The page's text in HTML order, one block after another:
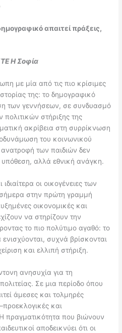
απαιτεί πράξεις,
Η Σοφία
με μία από τις πιο κρίσιμες
της: το δημογραφικό
των γεννήσεων, σε συνδυασμό
στήριξης της
ακρίβεια στη συρρίκνωση
του κοινωνικού
ανατροφή των παιδιών δεν
αλλά εθνική ανάγκη.
ιδιαίτερα οι οικογένειες των
σήμερα στην πρώτη γραμμή
οικονομικές και
να στηρίζουν την
το πιο πολύτιμο αγαθό: το
συχνά βρίσκονται
και ελλιπή στήριξη.
ανησυχία για τη
Σε μια περίοδο όπου
άμεσες και τολμηρές
και
πραγματικότητα που βιώνουν
αποδεικνύει ότι οι